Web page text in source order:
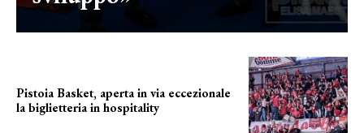
Pistoia Basket, aperta in via eccezionale
la biglietteria in hospitality